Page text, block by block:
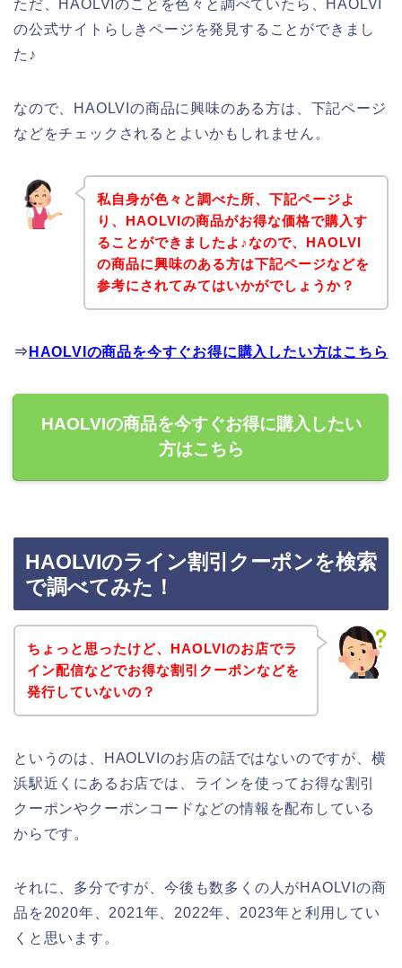
ただ、HAOLVIのことを色々と調べていたら、HAOLVI
の公式サイトらしきページを発見することができまし
た♪
なので、HAOLVIの商品に興味のある方は、下記ページ
などをチェックされるとよいかもしれません。
私自身が色々と調べた所、下記ページよ
り、HAOLVIの商品がお得な価格で購入す
ることができましたよ♪なので、HAOLVI
の商品に興味のある方は下記ページなどを
参考にされてみてはいかがでしょうか？
⇒ HAOLVIの商品を今すぐお得に購入したい方はこちら
HAOLVIの商品を今すぐお得に購入したい
方はこちら
HAOLVIのライン割引クーポンを検索
で調べてみた！
ちょっと思ったけど、HAOLVIのお店でラ
イン配信などでお得な割引クーポンなどを
発行していないの？
というのは、HAOLVIのお店の話ではないのですが、横
浜駅近くにあるお店では、ラインを使ってお得な割引
クーポンやクーポンコードなどの情報を配布している
からです。
それに、多分ですが、今後も数多くの人がHAOLVIの商
品を2020年、2021年、2022年、2023年と利用してい
くと思います。